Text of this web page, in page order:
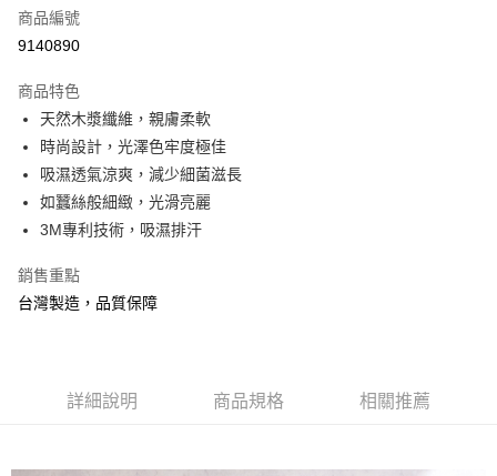
信用卡分期付款
合作金庫商業銀行
華南商業銀行
上海商業儲蓄銀行
國泰世華商業銀行
臺灣中小企業銀行
匯豐（台灣）商業銀行
聯邦商業銀行
元大商業銀行
台新國際商業銀行
超商取貨付款
LINE Pay
Apple Pay
悠遊付
Google Pay
全盈+PAY
【大哥付你分期使用說明】
流程，驗證手機門號後，選擇欲分期的期數、繳款截止日，確認付款後即完
商品編號
9140890
商品特色
天然木漿纖維，親膚柔軟
時尚設計，光澤色牢度極佳
吸濕透氣涼爽，減少細菌滋長
如蠶絲般細緻，光滑亮麗
3M專利技術，吸濕排汗
銷售重點
台灣製造，品質保障
詳細說明 商品規格 相關推薦